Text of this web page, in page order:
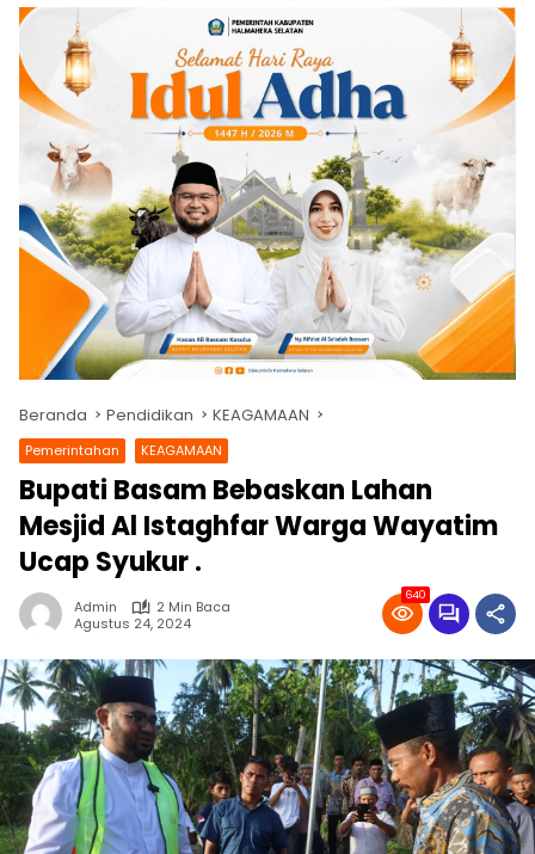
Beranda Pendidikan KEAGAMAAN
Pemerintahan KEAGAMAAN
Bupati Basam Bebaskan Lahan
Mesjid Al Istaghfar Warga Wayatim
Ucap Syukur .
Admin
2 Min Baca
Agustus 24, 2024
640